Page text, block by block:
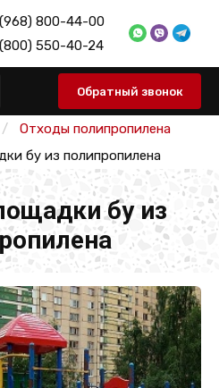
800-44-00
550-40-24
Обратный звонок
Отходы полипропилена
бу из полипропилена
бу из